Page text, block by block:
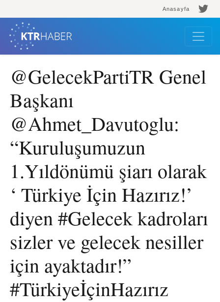
Anasayfa
@GelecekPartiTR Genel
Başkanı
@Ahmet_Davutoglu:
“Kuruluşumuzun
1.Yıldönümü şiarı olarak
‘ Türkiye İçin Hazırız!’
diyen #Gelecek kadroları
sizler ve gelecek nesiller
için ayaktadır!”
#TürkiyeİçinHazırız